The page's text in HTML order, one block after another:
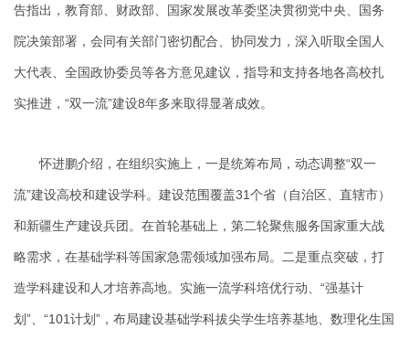
告指出，教育部、财政部、国家发展改革委坚决贯彻党中央、国务
院决策部署，会同有关部门密切配合、协同发力，深入听取全国人
大代表、全国政协委员等各方意见建议，指导和支持各地各高校扎
实推进，“双一流”建设8年多来取得显著成效。
怀进鹏介绍，在组织实施上，一是统筹布局，动态调整“双一
流”建设高校和建设学科。建设范围覆盖31个省（自治区、直辖市）
和新疆生产建设兵团。在首轮基础上，第二轮聚焦服务国家重大战
略需求，在基础学科等国家急需领域加强布局。二是重点突破，打
造学科建设和人才培养高地。实施一流学科培优行动、“强基计
划”、“101计划”，布局建设基础学科拔尖学生培养基地、数理化生国